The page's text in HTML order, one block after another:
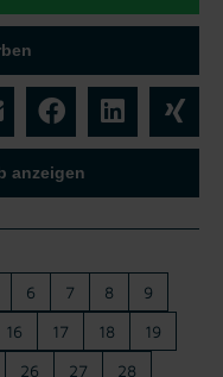
anzeigen
6 7 8
9
16 17 18
19
26 27
28